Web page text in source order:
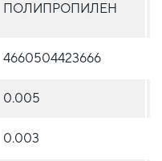
ПОЛИПРОПИЛЕН
4660504423666
0.005
0.003